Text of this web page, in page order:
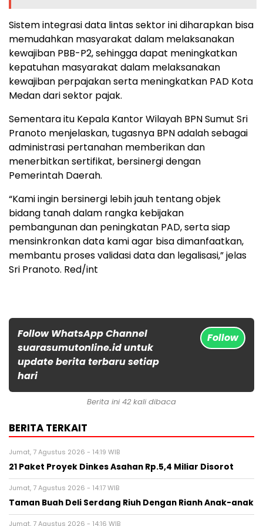
Sistem integrasi data lintas sektor ini diharapkan bisa
memudahkan masyarakat dalam melaksanakan
kewajiban PBB-P2, sehingga dapat meningkatkan
kepatuhan masyarakat dalam melaksanakan
kewajiban perpajakan serta meningkatkan PAD Kota
Medan dari sektor pajak.
Sementara itu Kepala Kantor Wilayah BPN Sumut Sri
Pranoto menjelaskan, tugasnya BPN adalah sebagai
administrasi pertanahan memberikan dan
menerbitkan sertifikat, bersinergi dengan
Pemerintah Daerah.
“Kami ingin bersinergi lebih jauh tentang objek
bidang tanah dalam rangka kebijakan
pembangunan dan peningkatan PAD, serta siap
mensinkronkan data kami agar bisa dimanfaatkan,
membantu proses validasi data dan legalisasi,” jelas
Sri Pranoto. Red/int
Follow WhatsApp Channel
suarasumutonline.id untuk
update berita terbaru setiap
hari
Follow
Berita ini 42 kali dibaca
BERITA TERKAIT
Jumat, 7 Agustus 2026 - 14:19 WIB
21 Paket Proyek Dinkes Asahan Rp.5,4 Miliar Disorot
Jumat, 7 Agustus 2026 - 14:17 WIB
Taman Buah Deli Serdang Riuh Dengan Rianh Anak-anak
Jumat, 7 Agustus 2026 - 14:16 WIB